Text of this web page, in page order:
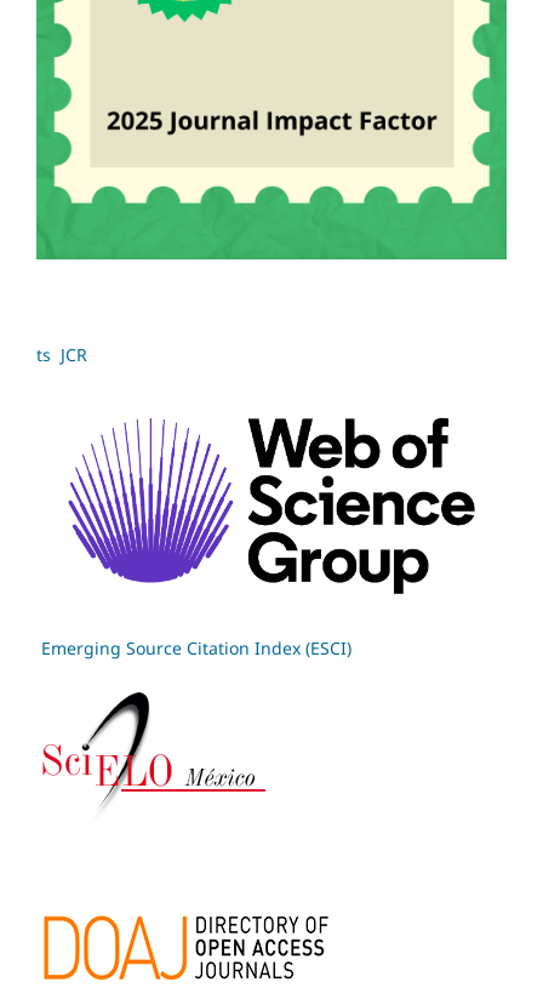
ts JCR
Emerging Source Citation Index (ESCI)